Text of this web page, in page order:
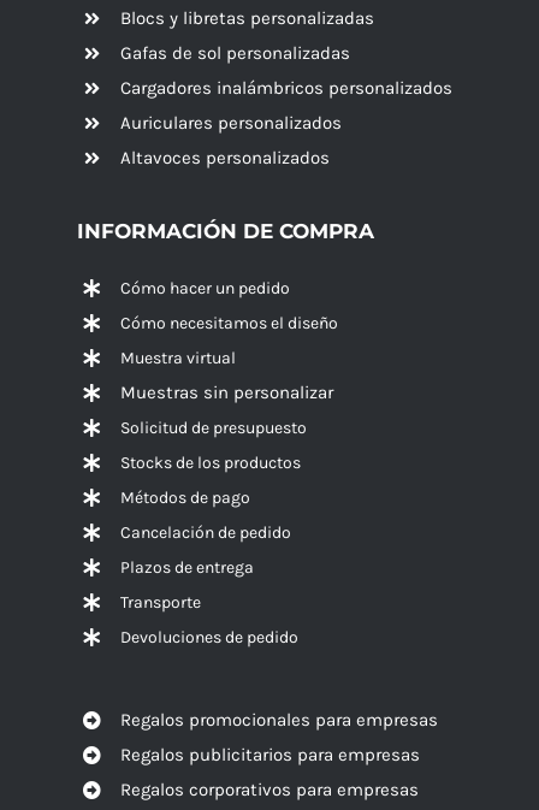
Blocs y libretas personalizadas
Gafas de sol personalizadas
Cargadores inalámbricos personalizados
Auriculares personalizados
Altavoces personalizados
INFORMACIÓN DE COMPRA
Cómo hacer un pedido
Cómo necesitamos el diseño
Muestra virtual
Muestras sin personalizar
Solicitud de presupuesto
Stocks de los productos
Métodos de pago
Cancelación de pedido
Plazos de entrega
Transporte
Devoluciones de pedido
Regalos promocionales para empresas
Regalos publicitarios para empresas
Regalos corporativos para empresas